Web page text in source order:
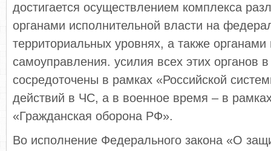
достигается осуществлением комплекса
органами исполнительной власти на
территориальных уровнях, а также органами
самоуправления. усилия всех этих органов
сосредоточены в рамках «Российской
действий в ЧС, а в военное время – в
«Гражданская оборона РФ».
Во исполнение Федерального закона «О